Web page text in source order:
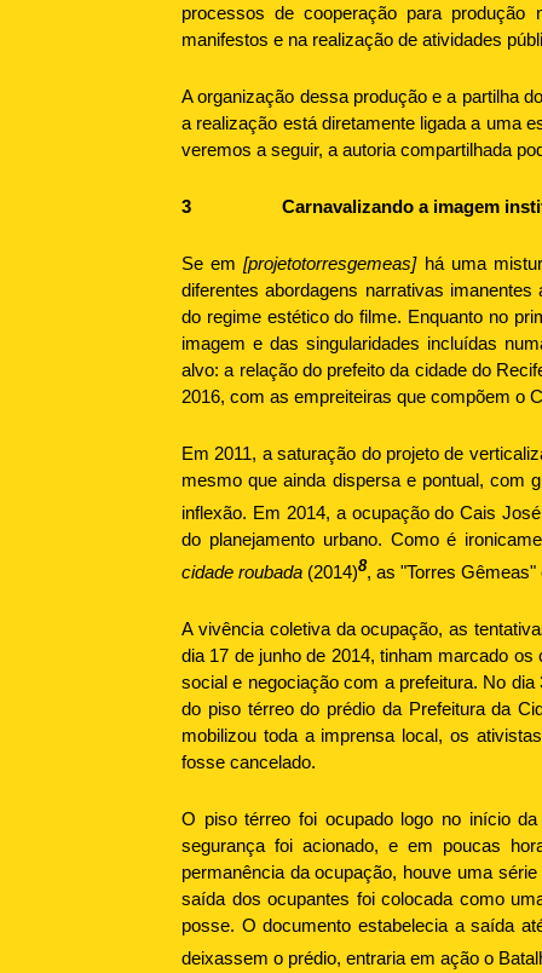
processos de cooperação para
manifestos e na realização de atividades
A organização dessa produção e a partilha
a realização está diretamente ligada a uma
veremos a seguir, a autoria compartilhada
3 Carnavalizando a imagem
Se em[projetotorresgemeas]há uma
diferentes abordagens narrativas
do regime estético do filme. Enquanto no
imagem e das singularidades incluídas
alvo: a relação do prefeito da cidade do
2016, com as empreiteiras que compõem o
Em 2011, a saturação do projeto de
mesmo que ainda dispersa e pontual, com
inflexão. Em 2014, a ocupação do Cais
do planejamento urbano. Como é
cidade roubada (2014)8, as "Torres
A vivência coletiva da ocupação, as
dia 17 de junho de 2014, tinham marcado
social e negociação com a prefeitura. No
do piso térreo do prédio da Prefeitura da
mobilizou toda a imprensa local, os
fosse cancelado.
O piso térreo foi ocupado logo no início
segurança foi acionado, e em poucas
permanência da ocupação, houve uma
saída dos ocupantes foi colocada como
posse. O documento estabelecia a saída
deixassem o prédio, entraria em ação o